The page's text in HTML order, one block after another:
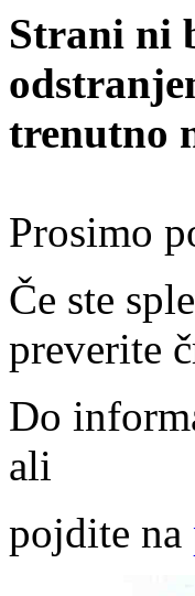
Strani ni
trenutno
Prosimo
Če ste
preverite
Do
ali
pojdite na